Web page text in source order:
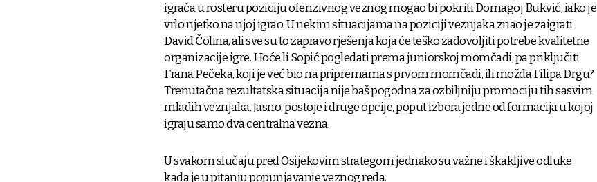
igrača u rosteru poziciju ofenzivnog veznog mogao bi pokriti Domagoj Bukvić, iako je
vrlo rijetko na njoj igrao. U nekim situacijama na poziciji veznjaka znao je zaigrati
David Čolina, ali sve su to zapravo rješenja koja će teško zadovoljiti potrebe kvalitetne
organizacije igre. Hoće li Sopić pogledati prema juniorskoj momčadi, pa priključiti
Frana Pečeka, koji je već bio na pripremama s prvom momčadi, ili možda Filipa Drgu?
Trenutačna rezultatska situacija nije baš pogodna za ozbiljniju promociju tih sasvim
mladih veznjaka. Jasno, postoje i druge opcije, poput izbora jedne od formacija u kojoj
igraju samo dva centralna vezna.
U svakom slučaju pred Osijekovim strategom jednako su važne i škakljive odluke
kada je u pitanju popunjavanje veznog reda.